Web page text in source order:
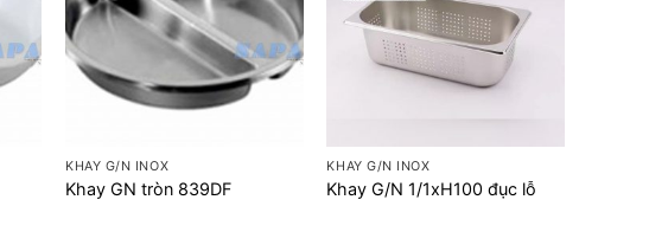
KHAY G/N INOX
Khay GN tròn 839DF
KHAY G/N INOX
Khay G/N 1/1xH100 đục lỗ